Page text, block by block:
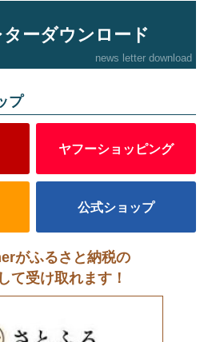
ーダウンロード
news letter download
プ
ヤフーショッピング
公式ショップ
がふるさと納税の
て受け取れます！